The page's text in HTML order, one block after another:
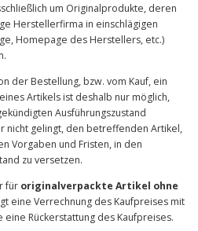
um Originalprodukte, deren
Herstellerfirma in einschlägigen
Homepage des Herstellers, etc.)
der Bestellung, bzw. vom Kauf, ein
Artikels ist deshalb nur möglich,
Ausführungszustand
nicht gelingt, den betreffenden Artikel,
Vorgaben und Fristen, in den
zu versetzen.
für originalverpackte Artikel ohne
eine Verrechnung des Kaufpreises mit
Rückerstattung des Kaufpreises.